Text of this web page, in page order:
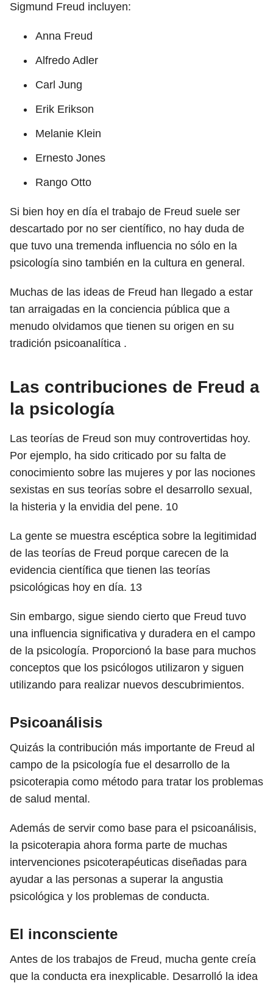
Sigmund Freud incluyen:
Anna Freud
Alfredo Adler
Carl Jung
Erik Erikson
Melanie Klein
Ernesto Jones
Rango Otto
Si bien hoy en día el trabajo de Freud suele ser
descartado por no ser científico, no hay duda de
que tuvo una tremenda influencia no sólo en la
psicología sino también en la cultura en general.
Muchas de las ideas de Freud han llegado a estar
tan arraigadas en la conciencia pública que a
menudo olvidamos que tienen su origen en su
tradición psicoanalítica .
Las contribuciones de Freud a
la psicología
Las teorías de Freud son muy controvertidas hoy.
Por ejemplo, ha sido criticado por su falta de
conocimiento sobre las mujeres y por las nociones
sexistas en sus teorías sobre el desarrollo sexual,
la histeria y la envidia del pene. 10
La gente se muestra escéptica sobre la legitimidad
de las teorías de Freud porque carecen de la
evidencia científica que tienen las teorías
psicológicas hoy en día. 13
Sin embargo, sigue siendo cierto que Freud tuvo
una influencia significativa y duradera en el campo
de la psicología. Proporcionó la base para muchos
conceptos que los psicólogos utilizaron y siguen
utilizando para realizar nuevos descubrimientos.
Psicoanálisis
Quizás la contribución más importante de Freud al
campo de la psicología fue el desarrollo de la
psicoterapia como método para tratar los problemas
de salud mental.
Además de servir como base para el psicoanálisis,
la psicoterapia ahora forma parte de muchas
intervenciones psicoterapéuticas diseñadas para
ayudar a las personas a superar la angustia
psicológica y los problemas de conducta.
El inconsciente
Antes de los trabajos de Freud, mucha gente creía
que la conducta era inexplicable. Desarrolló la idea